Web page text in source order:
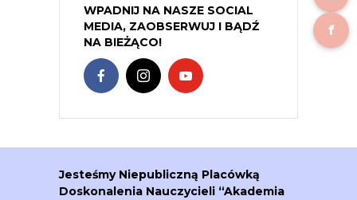
WPADNIJ NA NASZE SOCIAL
MEDIA, ZAOBSERWUJ I BĄDŹ
NA BIEŻĄCO!
Jesteśmy Niepubliczną Placówką
Doskonalenia Nauczycieli “Akademia
f